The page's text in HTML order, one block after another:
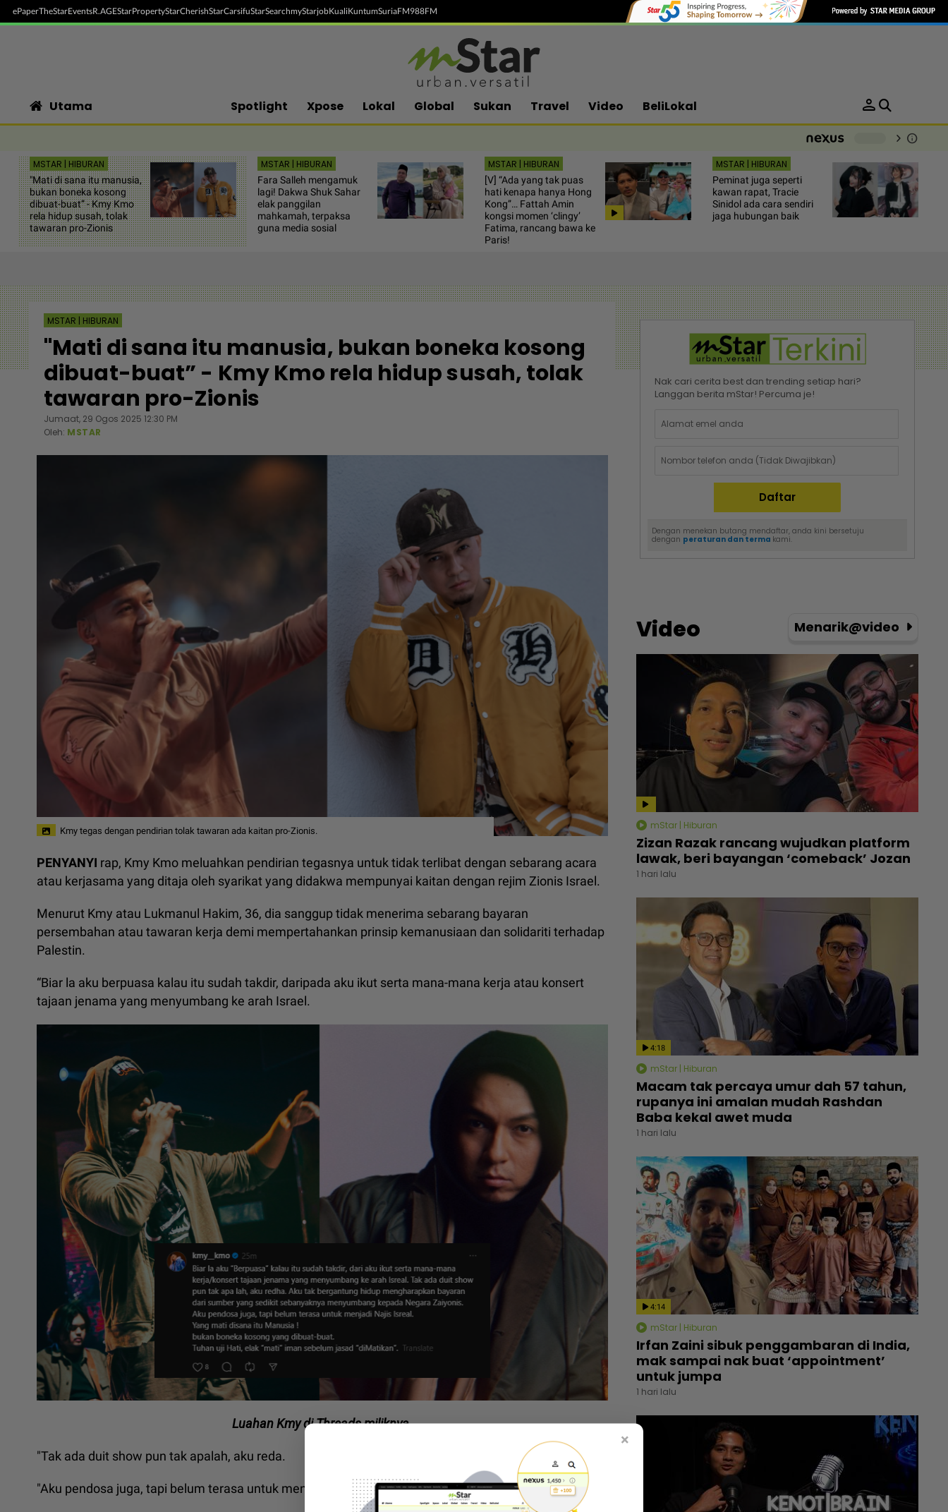
ePaperTheStarEventsR.AGEStarPropertyStarCherishStarCarsifuStarSearchmyStarjobKualiKuntumSuriaFM988FM
Utama Spotlight Xpose Lokal Global Sukan Travel Video BeliLokal person
chevron_right info
MSTAR | HIBURAN
"Mati di sana itu manusia,
bukan boneka kosong
dibuat-buat” - Kmy Kmo
rela hidup susah, tolak
tawaran pro-Zionis
MSTAR | HIBURAN
Fara Salleh mengamuk
lagi! Dakwa Shuk Sahar
elak panggilan
mahkamah, terpaksa
guna media sosial
MSTAR | HIBURAN
[V] “Ada yang tak puas
hati kenapa hanya Hong
Kong”… Fattah Amin
kongsi momen ‘clingy’
Fatima, rancang bawa ke
Paris!
MSTAR | HIBURAN
Peminat juga seperti
kawan rapat, Tracie
Sinidol ada cara sendiri
jaga hubungan baik
MSTAR | HIBURAN
"Mati di sana itu manusia, bukan boneka kosong
dibuat-buat” - Kmy Kmo rela hidup susah, tolak
tawaran pro-Zionis
Jumaat, 29 Ogos 2025 12:30 PM
Oleh: MSTAR
Kmy tegas dengan pendirian tolak tawaran ada kaitan pro-Zionis.
PENYANYI rap, Kmy Kmo meluahkan pendirian tegasnya untuk tidak terlibat dengan sebarang acara
atau kerjasama yang ditaja oleh syarikat yang didakwa mempunyai kaitan dengan rejim Zionis Israel.
Menurut Kmy atau Lukmanul Hakim, 36, dia sanggup tidak menerima sebarang bayaran
persembahan atau tawaran kerja demi mempertahankan prinsip kemanusiaan dan solidariti terhadap
Palestin.
“Biar la aku berpuasa kalau itu sudah takdir, daripada aku ikut serta mana-mana kerja atau konsert
tajaan jenama yang menyumbang ke arah Israel.
Luahan Kmy di Threads miliknya.
"Tak ada duit show pun tak apalah, aku reda.
"Aku pendosa juga, tapi belum terasa untuk menjadi najis Israel,” katanya.
Nak cari cerita best dan trending setiap hari?
Langgan berita mStar! Percuma je!
Dengan menekan butang mendaftar, anda kini bersetuju
dengan peraturan dan terma kami.
Video Menarik@video
mStar | Hiburan
Zizan Razak rancang wujudkan platform
lawak, beri bayangan ‘comeback’ Jozan
1 hari lalu
4:18
mStar | Hiburan
Macam tak percaya umur dah 57 tahun,
rupanya ini amalan mudah Rashdan
Baba kekal awet muda
1 hari lalu
4:14
mStar | Hiburan
Irfan Zaini sibuk penggambaran di India,
mak sampai nak buat ‘appointment’
untuk jumpa
1 hari lalu
×